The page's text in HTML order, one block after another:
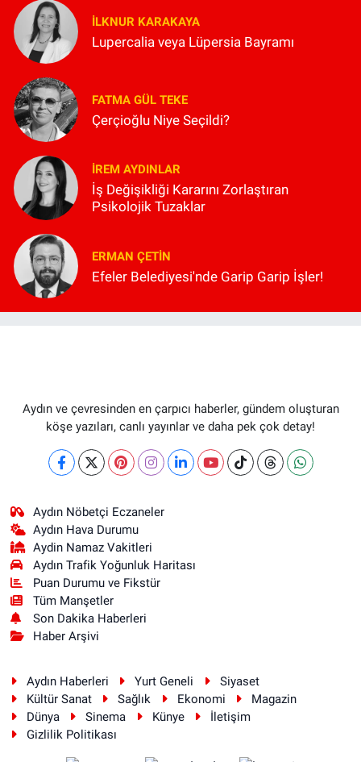
İLKNUR KARAKAYA
Lupercalia veya Lüpersia Bayramı
FATMA GÜL TEKE
Çerçioğlu Niye Seçildi?
İREM AYDINLAR
İş Değişikliği Kararını Zorlaştıran
Psikolojik Tuzaklar
ERMAN ÇETIN
Efeler Belediyesi'nde Garip Garip İşler!
Aydın ve çevresinden en çarpıcı haberler, gündem oluşturan
köşe yazıları, canlı yayınlar ve daha pek çok detay!
Aydın Nöbetçi Eczaneler
Aydın Hava Durumu
Aydin Namaz Vakitleri
Aydın Trafik Yoğunluk Haritası
Puan Durumu ve Fikstür
Tüm Manşetler
Son Dakika Haberleri
Haber Arşivi
Aydın Haberleri Yurt Geneli
Siyaset
Kültür Sanat
Sağlık Ekonomi
Magazin
Dünya
Sinema Künye
İletişim
Gizlilik Politikası